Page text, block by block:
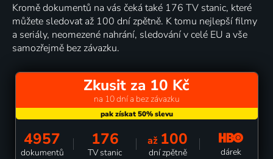
Kromě dokumentů na vás čeká také 176 TV stanic, které
můžete sledovat až 100 dní zpětně. K tomu nejlepší filmy
a seriály, neomezené nahrání, sledování v celé EU a vše
samozřejmě bez závazku.
Zkusit za 10 Kč
na 10 dní a bez závazku
4957
dokumentů
176
TV stanic
až 100
dní zpětně dárek